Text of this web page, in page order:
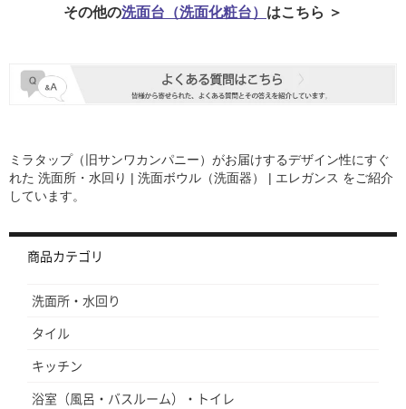
その他の洗面台（洗面化粧台） はこちら ＞
ミラタップ（旧サンワカンパニー）がお届けするデザイン性にすぐ
れた 洗面所・水回り | 洗面ボウル（洗面器） | エレガンス をご紹介
しています。
商品カテゴリ
洗面所・水回り
タイル
キッチン
浴室（風呂・バスルーム）・トイレ